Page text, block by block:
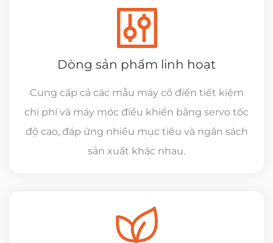
Dòng sản phẩm linh hoạt
Cung cấp cả các mẫu máy cổ điển tiết kiệm
chi phí và máy móc điều khiển bằng servo tốc
độ cao, đáp ứng nhiều mục tiêu và ngân sách
sản xuất khác nhau.